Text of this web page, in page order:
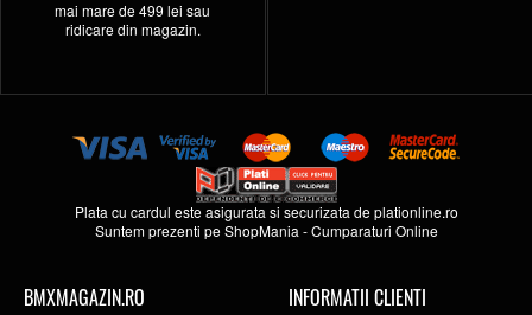
mai mare de 499 lei sau
ridicare din magazin.
Plata cu cardul este asigurata si securizata deplationline.ro
Suntem prezenti peShopMania -Cumparaturi Online
BMXMAGAZIN.RO INFORMATII CLIENTI